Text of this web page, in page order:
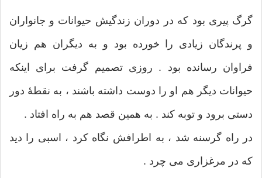
گرگ پیری بود كه در دوران زندگیش حیوانات و جانواران
و پرندگان زیادی را خورده بود و به دیگران هم زیان
فراوان رسانده بود . روزی تصمیم گرفت برای اینكه
حیوانات دیگر هم او را دوست داشته باشند ، به نقطهٔ دور
دستی برود و توبه كند . به همین قصد هم به راه افتاد .
در راه گرسنه شد ، به اطرافش نگاه كرد ، اسبی را دید
كه در مرغزاری می چرد .